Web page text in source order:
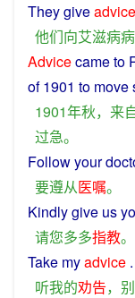
Theygiveadvice
他们向艾滋病
Advicecame to
of1901 to move
1901年秋， 来
过急。
Followyour
要遵从医嘱。
Kindlygive us
请您多多指教。
Take myadvice
听我的劝告， 别